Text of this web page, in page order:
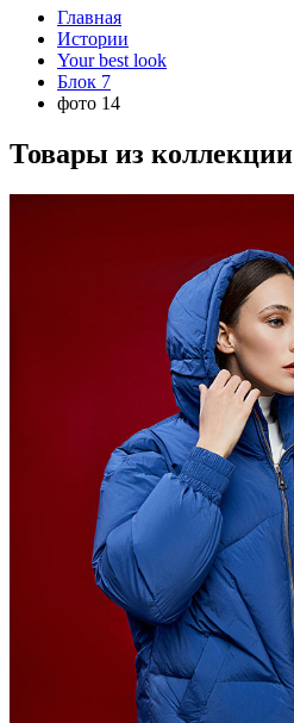
Главная
Истории
Your best look
Блок 7
фото 14
Товары из коллекции